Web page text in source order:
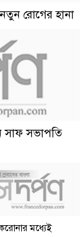
রোগের হানা
সাফ সভাপতি
মধ্যেই